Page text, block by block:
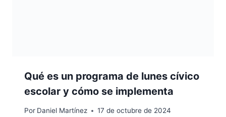
Qué es un programa de lunes cívico
escolar y cómo se implementa
Por Daniel Martínez 17 de octubre de 2024